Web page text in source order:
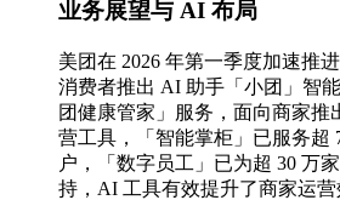
业务展望与 AI 布局
美团在 2026 年第一季度加速推
消费者推出 AI 助手「小团」智
团健康管家」服务，面向商家推
营工具，「智能掌柜」已服务超
户，「数字员工」已为超 30 万
持，AI 工具有效提升了商家运营